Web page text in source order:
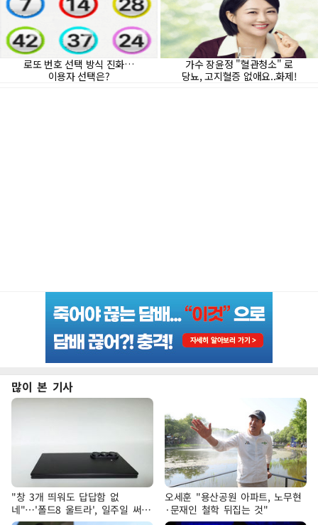
많이 본 기사
"창 3개 띄워도 답답함 없
네"…'폴드8 울트라', 일주일 써보
니
오세훈 "용산공원 아파트, 노무현
·문재인 철학 뒤집는 것"